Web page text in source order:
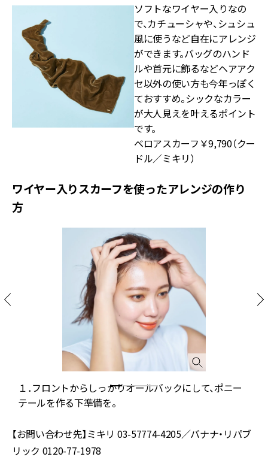
ソフトなワイヤー入りなの
で、カチューシャや、シュシュ
風に使うなど自在にアレンジ
ができます。バッグのハンド
ルや首元に飾るなどヘアアク
セ以外の使い方も今年っぽく
ておすすめ。シックなカラー
が大人見えを叶えるポイント
です。
ベロアスカーフ￥9,790（クー
ドル／ミキリ）
ワイヤー入りスカーフを使ったアレンジの作り
方
１．フロントからしっかりオールバックにして、ポニー
テールを作る下準備を。
【お問い合わせ先】ミキリ 03-57774-4205／バナナ・リパブ
リック 0120-77-1978